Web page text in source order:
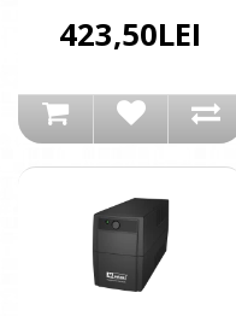
423,50LEI